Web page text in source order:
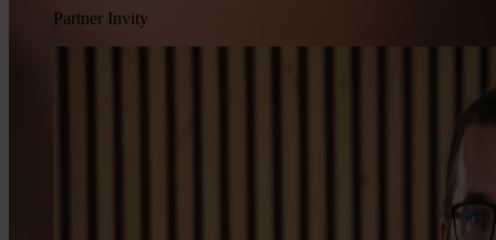
Partner Invity